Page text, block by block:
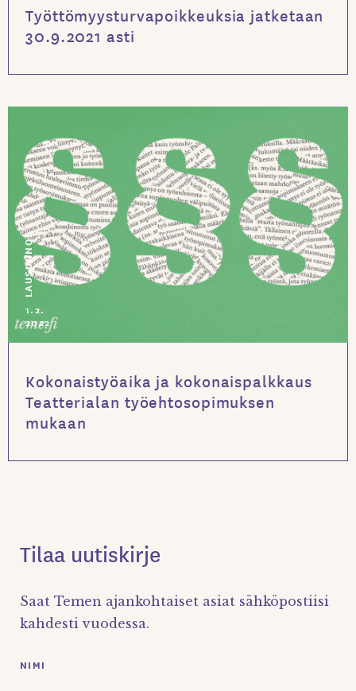
Työttömyysturvapoikkeuksia jatketaan
30.9.2021 asti
LAUSUNNOT
1.2.
2022
Kokonaistyöaika ja kokonaispalkkaus
Teatterialan työehtosopimuksen
mukaan
Tilaa uutiskirje
Saat Temen ajankohtaiset asiat sähköpostiisi
kahdesti vuodessa.
NIMI